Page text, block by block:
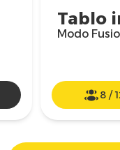
Tablo
Modo
8 /